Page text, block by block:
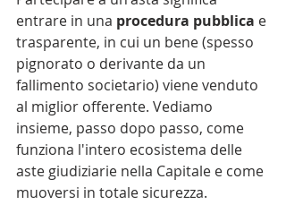
entrare in una procedura pubblica e
trasparente, in cui un bene (spesso
pignorato o derivante da un
fallimento societario) viene venduto
al miglior offerente. Vediamo
insieme, passo dopo passo, come
funziona l'intero ecosistema delle
aste giudiziarie nella Capitale e come
muoversi in totale sicurezza.